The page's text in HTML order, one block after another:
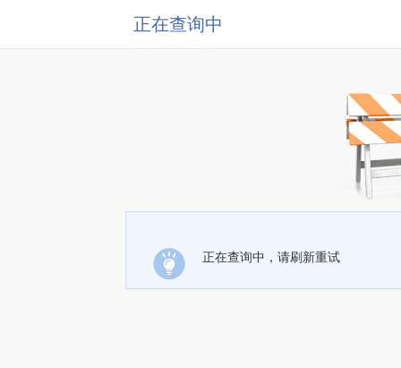
正在查询中
正在查询中，请刷新重试